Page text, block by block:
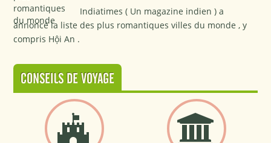
Indiatimes ( Un magazine indien ) a
annoncé la liste des plus romantiques villes du monde , y
compris Hội An .
CONSEILS DE VOYAGE